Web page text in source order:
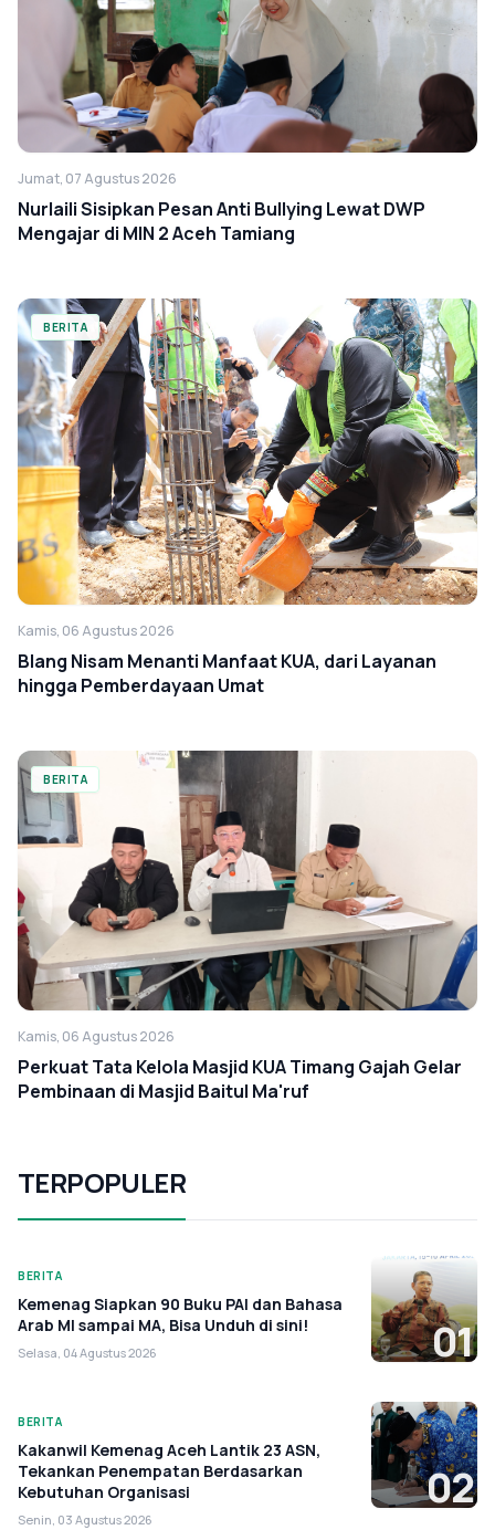
Jumat, 07 Agustus 2026
Nurlaili Sisipkan Pesan Anti Bullying Lewat DWP
Mengajar di MIN 2 Aceh Tamiang
BERITA
Kamis, 06 Agustus 2026
Blang Nisam Menanti Manfaat KUA, dari Layanan
hingga Pemberdayaan Umat
BERITA
Kamis, 06 Agustus 2026
Perkuat Tata Kelola Masjid KUA Timang Gajah Gelar
Pembinaan di Masjid Baitul Ma'ruf
TERPOPULER
BERITA
Kemenag Siapkan 90 Buku PAI dan Bahasa
Arab MI sampai MA, Bisa Unduh di sini!
Selasa, 04 Agustus 2026 01
BERITA
Kakanwil Kemenag Aceh Lantik 23 ASN,
Tekankan Penempatan Berdasarkan
Kebutuhan Organisasi
Senin, 03 Agustus 2026
02